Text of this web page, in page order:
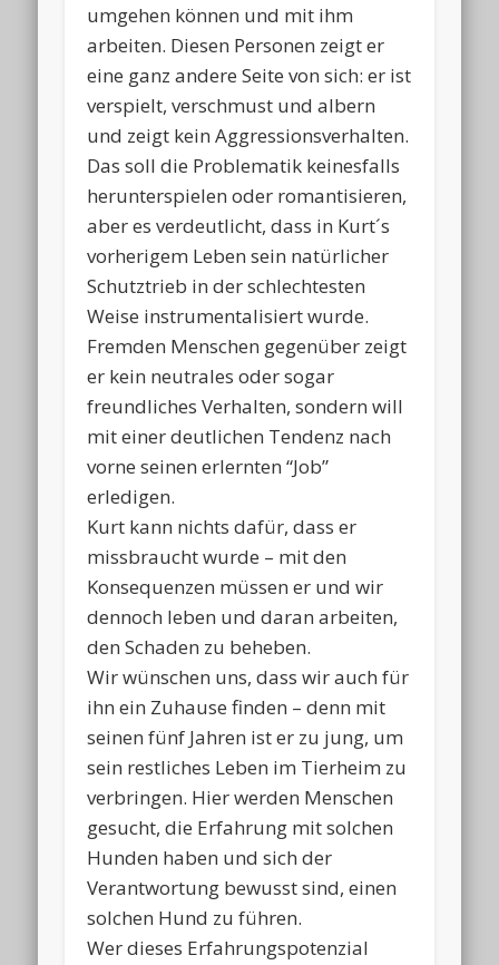
umgehen können und mit ihm
arbeiten. Diesen Personen zeigt er
eine ganz andere Seite von sich: er ist
verspielt, verschmust und albern
und zeigt kein Aggressionsverhalten.
Das soll die Problematik keinesfalls
herunterspielen oder romantisieren,
aber es verdeutlicht, dass in Kurt´s
vorherigem Leben sein natürlicher
Schutztrieb in der schlechtesten
Weise instrumentalisiert wurde.
Fremden Menschen gegenüber zeigt
er kein neutrales oder sogar
freundliches Verhalten, sondern will
mit einer deutlichen Tendenz nach
vorne seinen erlernten “Job”
erledigen.
Kurt kann nichts dafür, dass er
missbraucht wurde – mit den
Konsequenzen müssen er und wir
dennoch leben und daran arbeiten,
den Schaden zu beheben.
Wir wünschen uns, dass wir auch für
ihn ein Zuhause finden – denn mit
seinen fünf Jahren ist er zu jung, um
sein restliches Leben im Tierheim zu
verbringen. Hier werden Menschen
gesucht, die Erfahrung mit solchen
Hunden haben und sich der
Verantwortung bewusst sind, einen
solchen Hund zu führen.
Wer dieses Erfahrungspotenzial